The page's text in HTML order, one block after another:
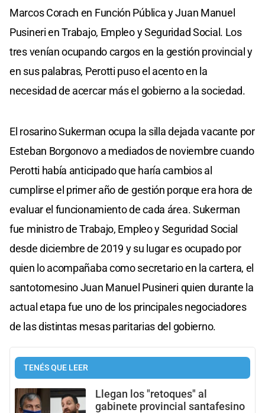
Marcos Corach en Función Pública y Juan Manuel
Pusineri en Trabajo, Empleo y Seguridad Social. Los
tres venían ocupando cargos en la gestión provincial y
en sus palabras, Perotti puso el acento en la
necesidad de acercar más el gobierno a la sociedad.
El rosarino Sukerman ocupa la silla dejada vacante por
Esteban Borgonovo a mediados de noviembre cuando
Perotti había anticipado que haría cambios al
cumplirse el primer año de gestión porque era hora de
evaluar el funcionamiento de cada área. Sukerman
fue ministro de Trabajo, Empleo y Seguridad Social
desde diciembre de 2019 y su lugar es ocupado por
quien lo acompañaba como secretario en la cartera, el
santotomesino Juan Manuel Pusineri quien durante la
actual etapa fue uno de los principales negociadores
de las distintas mesas paritarias del gobierno.
TENÉS QUE LEER
Llegan los "retoques" al
gabinete provincial santafesino